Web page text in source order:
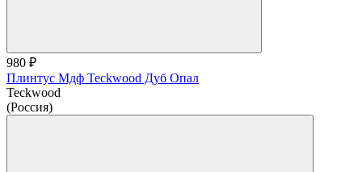
980 ₽
Плинтус Мдф Teckwood Дуб Опал
Teckwood
(Россия)